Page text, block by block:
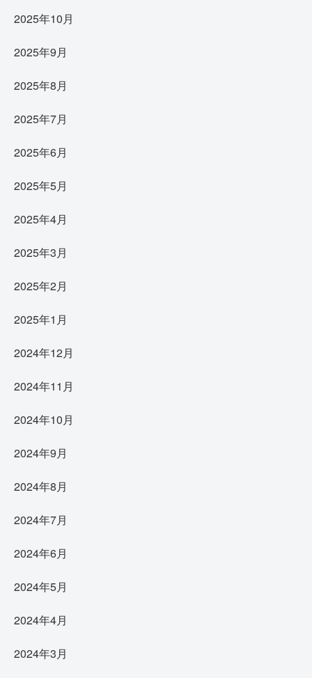
2025年10月
2025年9月
2025年8月
2025年7月
2025年6月
2025年5月
2025年4月
2025年3月
2025年2月
2025年1月
2024年12月
2024年11月
2024年10月
2024年9月
2024年8月
2024年7月
2024年6月
2024年5月
2024年4月
2024年3月